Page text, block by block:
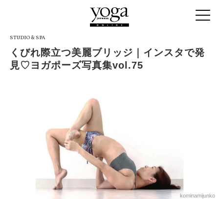
STUDIO & SPA
くびれ際立つ美麗ブリッジ｜インスタで発
見♡ヨガポーズ写真集vol.75
kominamijunko